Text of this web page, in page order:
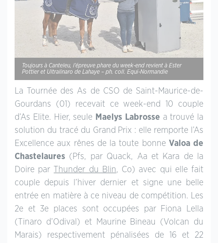
Toujours à Canteleu, l’épreuve phare du week-end revient à Ester
Pottier et Ultralinaro de Lahaye – ph. coll. Equi-Normandie
La Tournée des As de CSO de Saint-Maurice-de-
Gourdans (01) recevait ce week-end 10 couple
d’As Elite. Hier, seule Maelys Labrosse a trouvé la
solution du tracé du Grand Prix : elle remporte l’As
Excellence aux rênes de la toute bonne Valoa de
Chastelaures (Pfs, par Quack, Aa et Kara de la
Doire par
Thunder du Blin, Co) avec qui elle fait
couple depuis l’hiver dernier et signe une belle
entrée en matière à ce niveau de compétition. Les
2e et 3e places sont occupées par Fiona Lella
(Tinaro d’Odival) et Maurine Bineau (Volcan du
Marais) respectivement pénalisées de 16 et 22